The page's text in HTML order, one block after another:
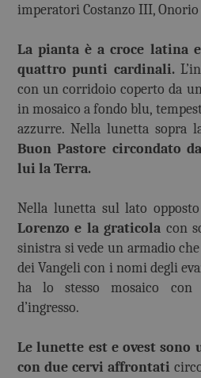
imperatori Costanzo III,
La pianta è a croce latina
quattro punti cardinali.
con un corridoio coperto da
in mosaico a fondo blu,
azzurre. Nella lunetta sopra
Buon Pastore circondato
lui la Terra.
Nella lunetta sul lato
Lorenzo e la graticola con
sinistra si vede un armadio
dei Vangeli con i nomi degli
ha lo stesso mosaico con
d’ingresso.
Le lunette est e ovest sono
con due cervi affrontati